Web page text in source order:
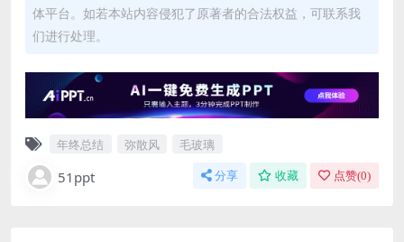
体平台。如若本站内容侵犯了原著者的合法权益，可联系我
们进行处理。
年终总结 弥散风 毛玻璃
51ppt 分享 收藏 点赞(0)